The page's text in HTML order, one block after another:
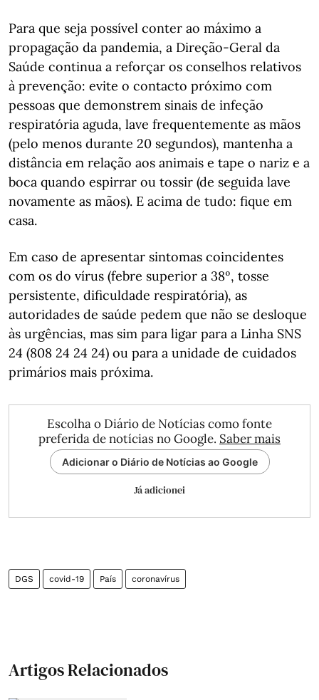
Para que seja possível conter ao máximo a
propagação da pandemia, a Direção-Geral da
Saúde continua a reforçar os conselhos relativos
à prevenção: evite o contacto próximo com
pessoas que demonstrem sinais de infeção
respiratória aguda, lave frequentemente as mãos
(pelo menos durante 20 segundos), mantenha a
distância em relação aos animais e tape o nariz e a
boca quando espirrar ou tossir (de seguida lave
novamente as mãos). E acima de tudo: fique em
casa.
Em caso de apresentar sintomas coincidentes
com os do vírus (febre superior a 38º, tosse
persistente, dificuldade respiratória), as
autoridades de saúde pedem que não se desloque
às urgências, mas sim para ligar para a Linha SNS
24 (808 24 24 24) ou para a unidade de cuidados
primários mais próxima.
Escolha o Diário de Notícias como fonte
preferida de notícias no Google. Saber mais
Adicionar o Diário de Notícias ao Google
Já adicionei
DGS covid-19 País coronavírus
Artigos Relacionados